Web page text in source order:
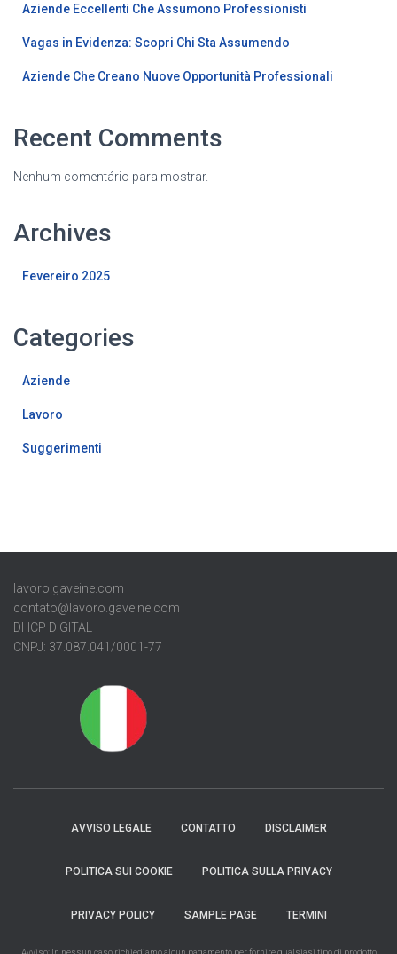
Aziende Eccellenti Che Assumono Professionisti
Vagas in Evidenza: Scopri Chi Sta Assumendo
Aziende Che Creano Nuove Opportunità Professionali
Recent Comments
Nenhum comentário para mostrar.
Archives
Fevereiro 2025
Categories
Aziende
Lavoro
Suggerimenti
lavoro.gaveine.com
contato@lavoro.gaveine.com
DHCP DIGITAL
CNPJ: 37.087.041/0001-77
AVVISO LEGALE CONTATTO DISCLAIMER
POLITICA SUI COOKIE POLITICA SULLA PRIVACY
PRIVACY POLICY SAMPLE PAGE TERMINI